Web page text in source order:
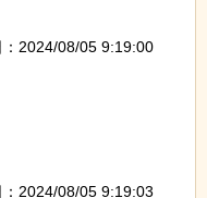
：2024/08/05 9:19:00
：2024/08/05 9:19:03